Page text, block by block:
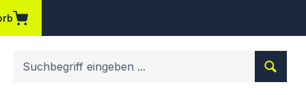
Merkzettel